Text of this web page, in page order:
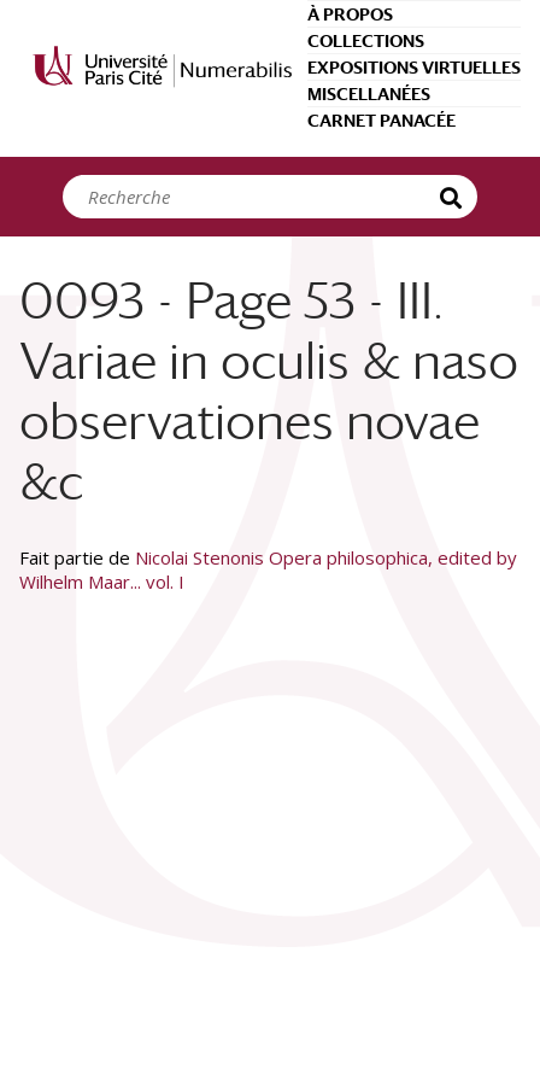
À PROPOS
COLLECTIONS
EXPOSITIONS VIRTUELLES
MISCELLANÉES
CARNET PANACÉE
0093 - Page 53 - III.
Variae in oculis & naso
observationes novae
&c
Fait partie de Nicolai Stenonis Opera philosophica, edited by
Wilhelm Maar... vol. I